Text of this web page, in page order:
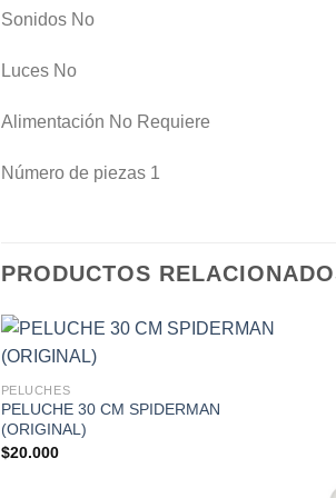
Sonidos No
Luces No
Alimentación No Requiere
Número de piezas 1
PRODUCTOS
PELUCHES
PELUCHE 30 CM SPIDERMAN
(ORIGINAL)
$20.000